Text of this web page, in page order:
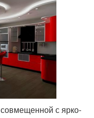
с ярко-